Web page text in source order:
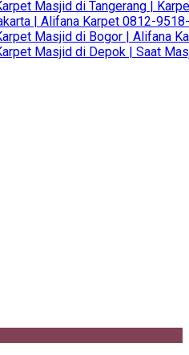
Masjid di Tangerang |
| Alifana Karpet 0812-
Masjid di Bogor | Alifana
Masjid di Depok | Saat